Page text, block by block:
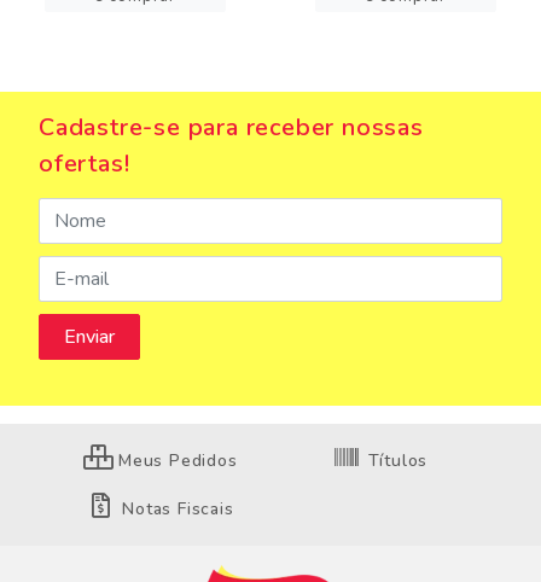
Cadastre-se para receber nossas
ofertas!
Meus Pedidos Títulos
Notas Fiscais